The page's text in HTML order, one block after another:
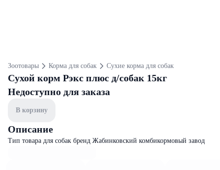
Зоотовары Корма для собак Сухие корма для собак
Сухой корм Рэкс плюс д/собак 15кг
Недоступно для заказа
В корзину
Описание
Тип товара для собак бренд Жабинковский комбикормовый завод